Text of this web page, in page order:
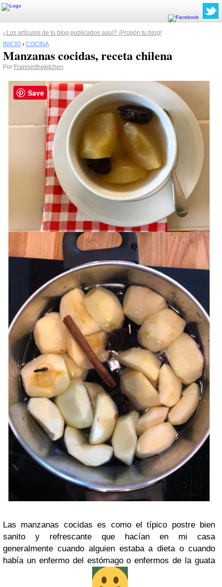
¿Los artículos de tu blog publicados aquí? ¡Propón tu blog!
INICIO › COCINA
Manzanas cocidas, receta chilena
Por Franisinthekitchen
Las manzanas cocidas es como el típico postre bien
sanito y refrescante que hacían en mi casa
generalmente cuando alguien estaba a dieta o cuando
había un enfermo del estómago o enfermos de la guata
Save